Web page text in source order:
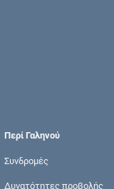
Περί Γαληνού
Συνδρομές
Δυνατότητες προβολής